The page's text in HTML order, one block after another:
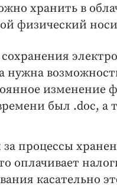
хранить в
физический
был .doc, а
за процессы
оплачивает
касательно